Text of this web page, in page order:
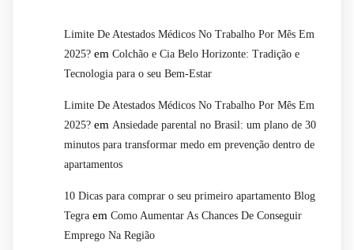
Limite De Atestados Médicos No Trabalho Por Mês Em
2025? em Colchão e Cia Belo Horizonte: Tradição e
Tecnologia para o seu Bem-Estar
Limite De Atestados Médicos No Trabalho Por Mês Em
2025? em Ansiedade parental no Brasil: um plano de 30
minutos para transformar medo em prevenção dentro de
apartamentos
10 Dicas para comprar o seu primeiro apartamento Blog
Tegra em Como Aumentar As Chances De Conseguir
Emprego Na Região